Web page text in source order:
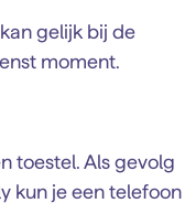
gelijk bij de
moment.
toestel. Als gevolg
kun je een telefoon